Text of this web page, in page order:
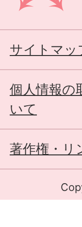
サイトマッ
個人情報の
いて
著作権・リ